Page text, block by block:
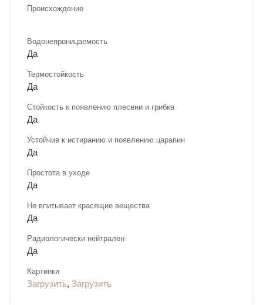
Происхождение
Водонепроницаемость
Да
Термостойкость
Да
Стойкость к появлению плесени и грибка
Да
Устойчив к истиранию и появлению царапин
Да
Простота в уходе
Да
Не впитывает красящие вещества
Да
Радиологически нейтрален
Да
Картинки
Загрузить, Загрузить